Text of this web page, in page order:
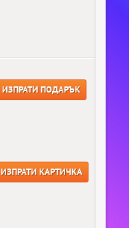
ИЗПРАТИ ПОДАРЪК
ИЗПРАТИ КАРТИЧКА